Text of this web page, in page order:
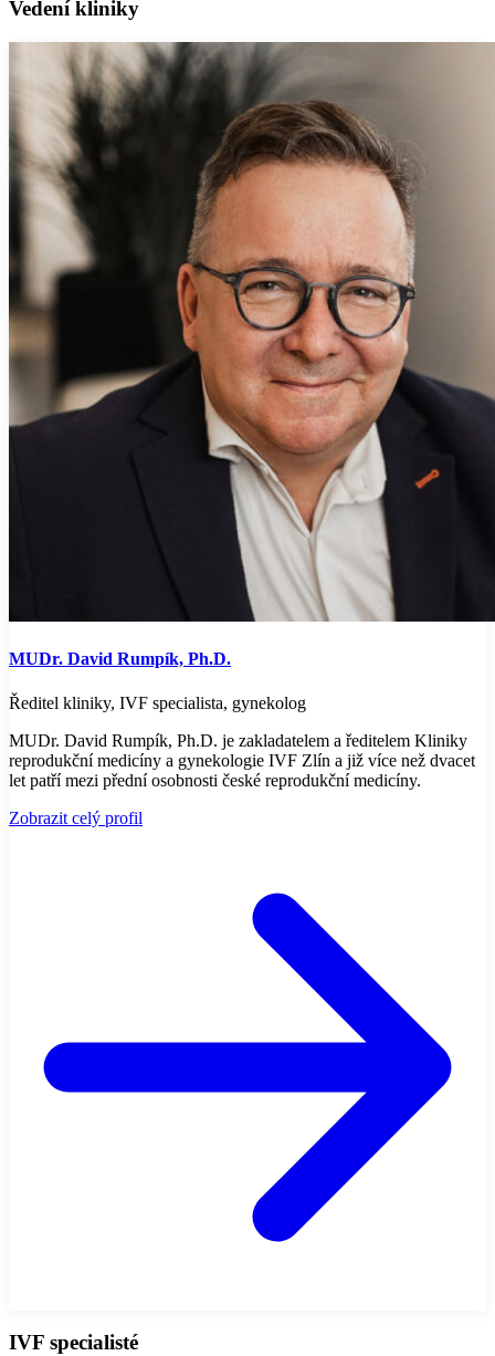
Vedení kliniky
MUDr. David Rumpík, Ph.D.
Ředitel kliniky, IVF specialista, gynekolog
MUDr. David Rumpík, Ph.D. je zakladatelem a ředitelem Kliniky
reprodukční medicíny a gynekologie IVF Zlín a již více než dvacet
let patří mezi přední osobnosti české reprodukční medicíny.
Zobrazit celý profil
IVF specialisté